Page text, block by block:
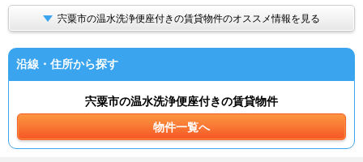
宍粟市の温水洗浄便座付きの賃貸物件のオススメ情報を見る
沿線・住所から探す
宍粟市の温水洗浄便座付きの賃貸物件
物件一覧へ